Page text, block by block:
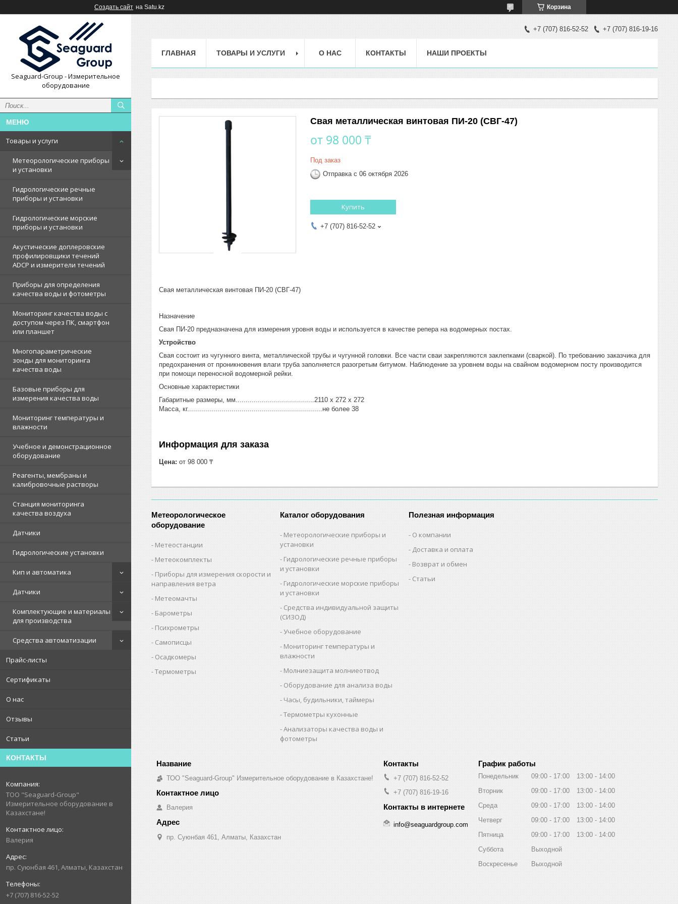
Создать сайт на Satu.kz Корзина
Seaguard-Group - Измерительное
оборудование
Товары и услуги
Метеорологические приборы
и установки
Гидрологические речные
приборы и установки
Гидрологические морские
приборы и установки
Акустические доплеровские
профилировщики течений
ADCP и измерители течений
Приборы для определения
качества воды и фотометры
Мониторинг качества воды с
доступом через ПК, смартфон
или планшет
Многопараметрические
зонды для мониторинга
качества воды
Базовые приборы для
измерения качества воды
Мониторинг температуры и
влажности
Учебное и демонстрационное
оборудование
Реагенты, мембраны и
калибровочные растворы
Станция мониторинга
качества воздуха
Датчики
Гидрологические установки
Кип и автоматика
Датчики
Комплектующие и материалы
для производства
Средства автоматизации
Прайс-листы
Сертификаты
О нас
Отзывы
Статьи
КОНТАКТЫ
ТОО "Seaguard-Group"
Измерительное оборудование в
Казахстане!
Валерия
пр. Суюнбая 461, Алматы, Казахстан
+7 (707) 816-52-52
+7 (707) 816-52-52 +7 (707) 816-19-16
ГЛАВНАЯ ТОВАРЫ И УСЛУГИ О НАС КОНТАКТЫ НАШИ ПРОЕКТЫ
Свая металлическая винтовая ПИ-20 (СВГ-47)
от 98 000 ₸
Под заказ
Отправка с 06 октября 2026
Купить
+7 (707) 816-52-52
Свая металлическая винтовая ПИ-20 (СВГ-47)
Назначение
Свая ПИ-20 предназначена для измерения уровня воды и используется в качестве репера на водомерных постах.
Устройство
Свая состоит из чугунного винта, металлической трубы и чугунной головки. Все части сваи закрепляются заклепками (сваркой). По требованию заказчика для
предохранения от проникновения влаги труба заполняется разогретым битумом. Наблюдение за уровнем воды на свайном водомерном посту производится
при помощи переносной водомерной рейки.
Основные характеристики
Габаритные размеры, мм.......................................2110 х 272 х 272
Масса, кг...................................................................не более 38
Информация для заказа
Цена: от 98 000 ₸
Метеорологическое
оборудование
Метеостанции
Метеокомплекты
Приборы для измерения скорости и
направления ветра
Метеомачты
Барометры
Психрометры
Самописцы
Осадкомеры
Термометры
Каталог оборудования
Метеорологические приборы и
установки
Гидрологические речные приборы
и установки
Гидрологические морские приборы
и установки
Средства индивидуальной защиты
(СИЗОД)
Учебное оборудование
Мониторинг температуры и
влажности
Молниезащита молниеотвод
Оборудование для анализа воды
Часы, будильники, таймеры
Термометры кухонные
Анализаторы качества воды и
фотометры
Полезная информация
О компании
Доставка и оплата
Возврат и обмен
Статьи
ТОО "Seaguard-Group" Измерительное оборудование в Казахстане!
Валерия
пр. Суюнбая 461, Алматы, Казахстан
+7 (707) 816-52-52
+7 (707) 816-19-16
info@seaguardgroup.com
График работы
Понедельник 09:00 17:00 13:00
14:00
Вторник
09:00 17:00 13:00
14:00
Среда
09:00 17:00 13:00
14:00
Четверг
09:00 17:00 13:00
14:00
Пятница
09:00 17:00 13:00
14:00
Суббота
Выходной
Воскресенье
Выходной